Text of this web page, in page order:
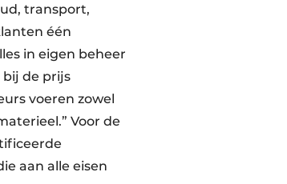
transport,
één
in eigen beheer
de prijs
voeren zowel
Voor de
aan alle eisen